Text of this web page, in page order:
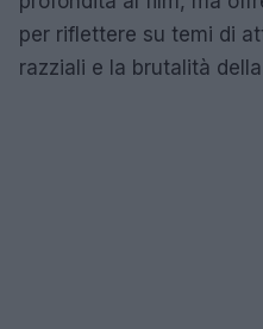
per riflettere su temi di
razziali e la brutalità